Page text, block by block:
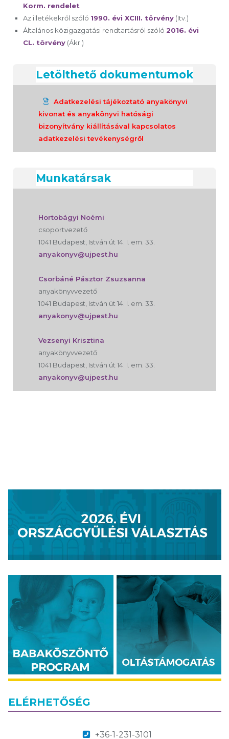
Korm. rendelet
Az illetékekről szóló 1990. évi XCIII. törvény (Itv.)
Általános közigazgatási rendtartásról szóló 2016. évi
CL. törvény (Ákr.)
Letölthető dokumentumok
Adatkezelési tájékoztató anyakönyvi
kivonat és anyakönyvi hatósági
bizonyítvány kiállításával kapcsolatos
adatkezelési tevékenységről
Munkatársak
Hortobágyi Noémi
csoportvezető
1041 Budapest, István út 14. I. em. 33.
anyakonyv@ujpest.hu
Csorbáné Pásztor Zsuzsanna
anyakönyvvezető
1041 Budapest, István út 14. I. em. 33.
anyakonyv@ujpest.hu
Vezsenyi Krisztina
anyakönyvvezető
1041 Budapest, István út 14. I. em. 33.
anyakonyv@ujpest.hu
ELÉRHETŐSÉG
+36-1-231-3101